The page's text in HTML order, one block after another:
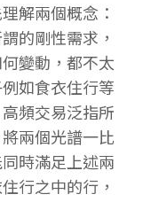
解兩個概念：
的剛性需求，
變動，都不太
如食衣住行等
頻交易泛指所
兩個光譜一比
時滿足上述兩
行之中的行，